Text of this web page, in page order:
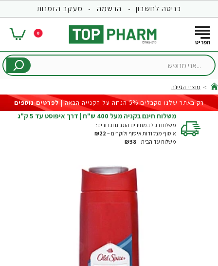
כניסה לחשבון הרשמה מעקב הזמנות
0
...אני
home
מוצרי הגיינה
רק באתר שלנו מקבלים 5% הנחה על הקנייה הבאה |
לפרטים נוספים
משלוח חינם בקניה מעל 400 ש"ח | דרך איפוסט עד 5 ק"ג
משלוח רגיל במחירים הוגנים וברורים:
איסוף מנקודות איסוף ולוקרים – ₪22
משלוח עד הבית –₪38